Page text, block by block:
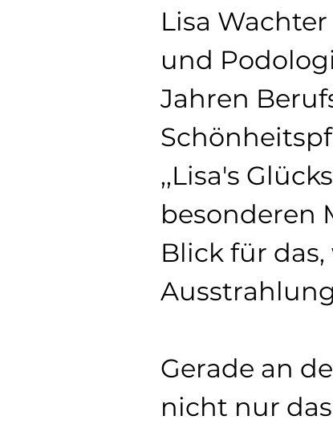
Lisa
und
Jahren
,,Lisa's
besonderen
Blick für
Gerade an
nicht nur